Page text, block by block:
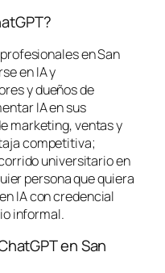
en San
en IA y
y dueños de
IA en sus
marketing, ventas y
competitiva;
universitario en
persona que quiera
IA con credencial
informal.
en San